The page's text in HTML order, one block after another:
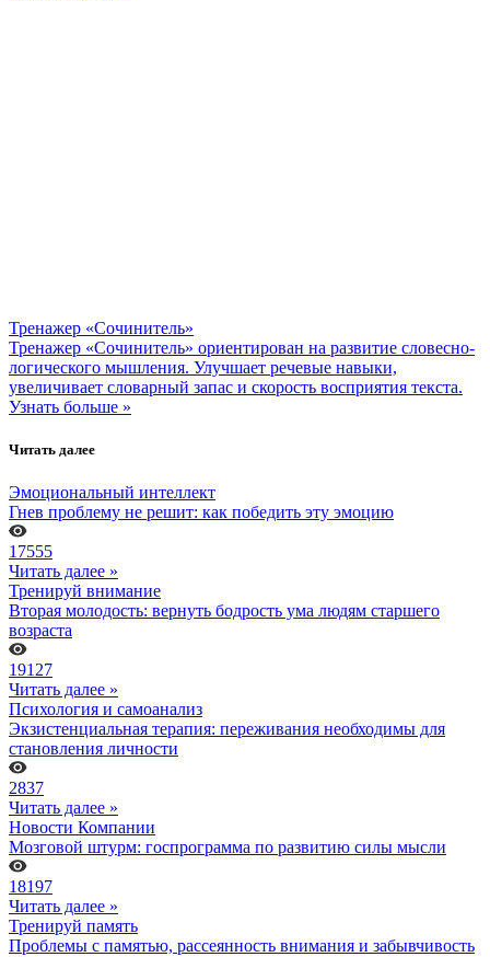
Тренажер «Сочинитель»
Тренажер «Сочинитель» ориентирован на развитие словесно-
логического мышления. Улучшает речевые навыки,
увеличивает словарный запас и скорость восприятия текста.
Узнать больше »
Читать далее
Эмоциональный интеллект
Гнев проблему не решит: как победить эту эмоцию
17555
Читать далее »
Тренируй внимание
Вторая молодость: вернуть бодрость ума людям старшего
возраста
19127
Читать далее »
Психология и самоанализ
Экзистенциальная терапия: переживания необходимы для
становления личности
2837
Читать далее »
Новости Компании
Мозговой штурм: госпрограмма по развитию силы мысли
18197
Читать далее »
Тренируй память
Проблемы с памятью, рассеянность внимания и забывчивость